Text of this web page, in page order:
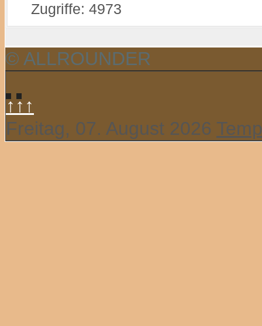
Zugriffe: 4973
© ALLROUNDER
↑↑↑
Freitag, 07. August 2026